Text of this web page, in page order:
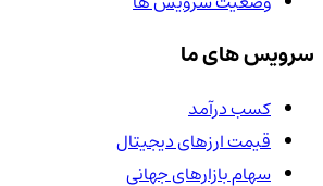
سرویس های ما
کسب درآمد
قیمت ارزهای دیجیتال
سهام بازارهای جهانی